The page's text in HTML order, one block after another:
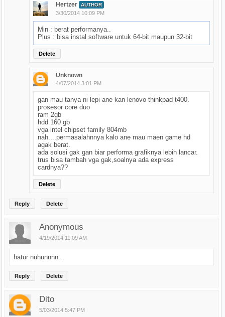
Hertzer AUTHOR
3/30/2014 10:09 PM
Min : berat performanya..
Plus : bisa instal software untuk 64-bit maupun 32-bit
Delete
Unknown
4/07/2014 3:01 PM
gan mau tanya ni lepi ane kan lenovo thinkpad t400.
prosesor core duo
ram 2gb
hdd 160 gb
vga intel chipset family 804mb
nah....permasalahnnya kalo ane mau maen game hd
agak berat.
ada solusi gak gan biar performa grafiknya lebih lancar.
trus bisa tambah vga gak,soalnya ada express
cardnya??
Delete
Reply Delete
Anonymous
4/19/2014 11:09 AM
hatur nuhunnnn...
Reply Delete
Dito
5/03/2014 5:47 PM